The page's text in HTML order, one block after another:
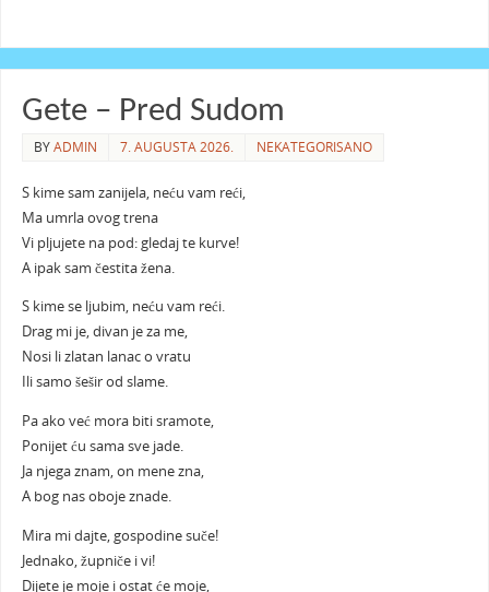
Gete – Pred Sudom
BYADMIN 7. AUGUSTA 2026. NEKATEGORISANO
S kime sam zanijela, neću vam reći,
Ma umrla ovog trena
Vi pljujete na pod: gledaj te kurve!
A ipak sam čestita žena.
S kime se ljubim, neću vam reći.
Drag mi je, divan je za me,
Nosi li zlatan lanac o vratu
Ili samo šešir od slame.
Pa ako već mora biti sramote,
Ponijet ću sama sve jade.
Ja njega znam, on mene zna,
A bog nas oboje znade.
Mira mi dajte, gospodine suče!
Jednako, župniče i vi!
Dijete je moje i ostat će moje,